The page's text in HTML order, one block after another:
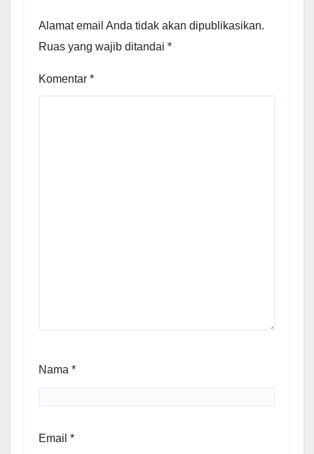
Alamat email Anda tidak akan dipublikasikan.
Ruas yang wajib ditandai *
Komentar *
Nama *
Email *